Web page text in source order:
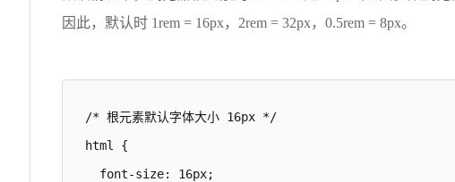
因此，默认时 1rem = 16px，2rem = 32px，0.5rem = 8px。
/* 根元素默认字体大小 16px */
html {
font-size: 16px;